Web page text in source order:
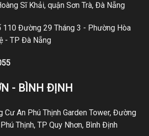
Sĩ Khải, quận Sơn Trà, Đà Nẵng
Đường 29 Tháng 3 - Phường Hòa
- TP Đà Nẵng
- BÌNH ĐỊNH
Cư An Phú Thịnh Garden Tower, Đường
Thịnh, TP Quy Nhơn, Bình Định